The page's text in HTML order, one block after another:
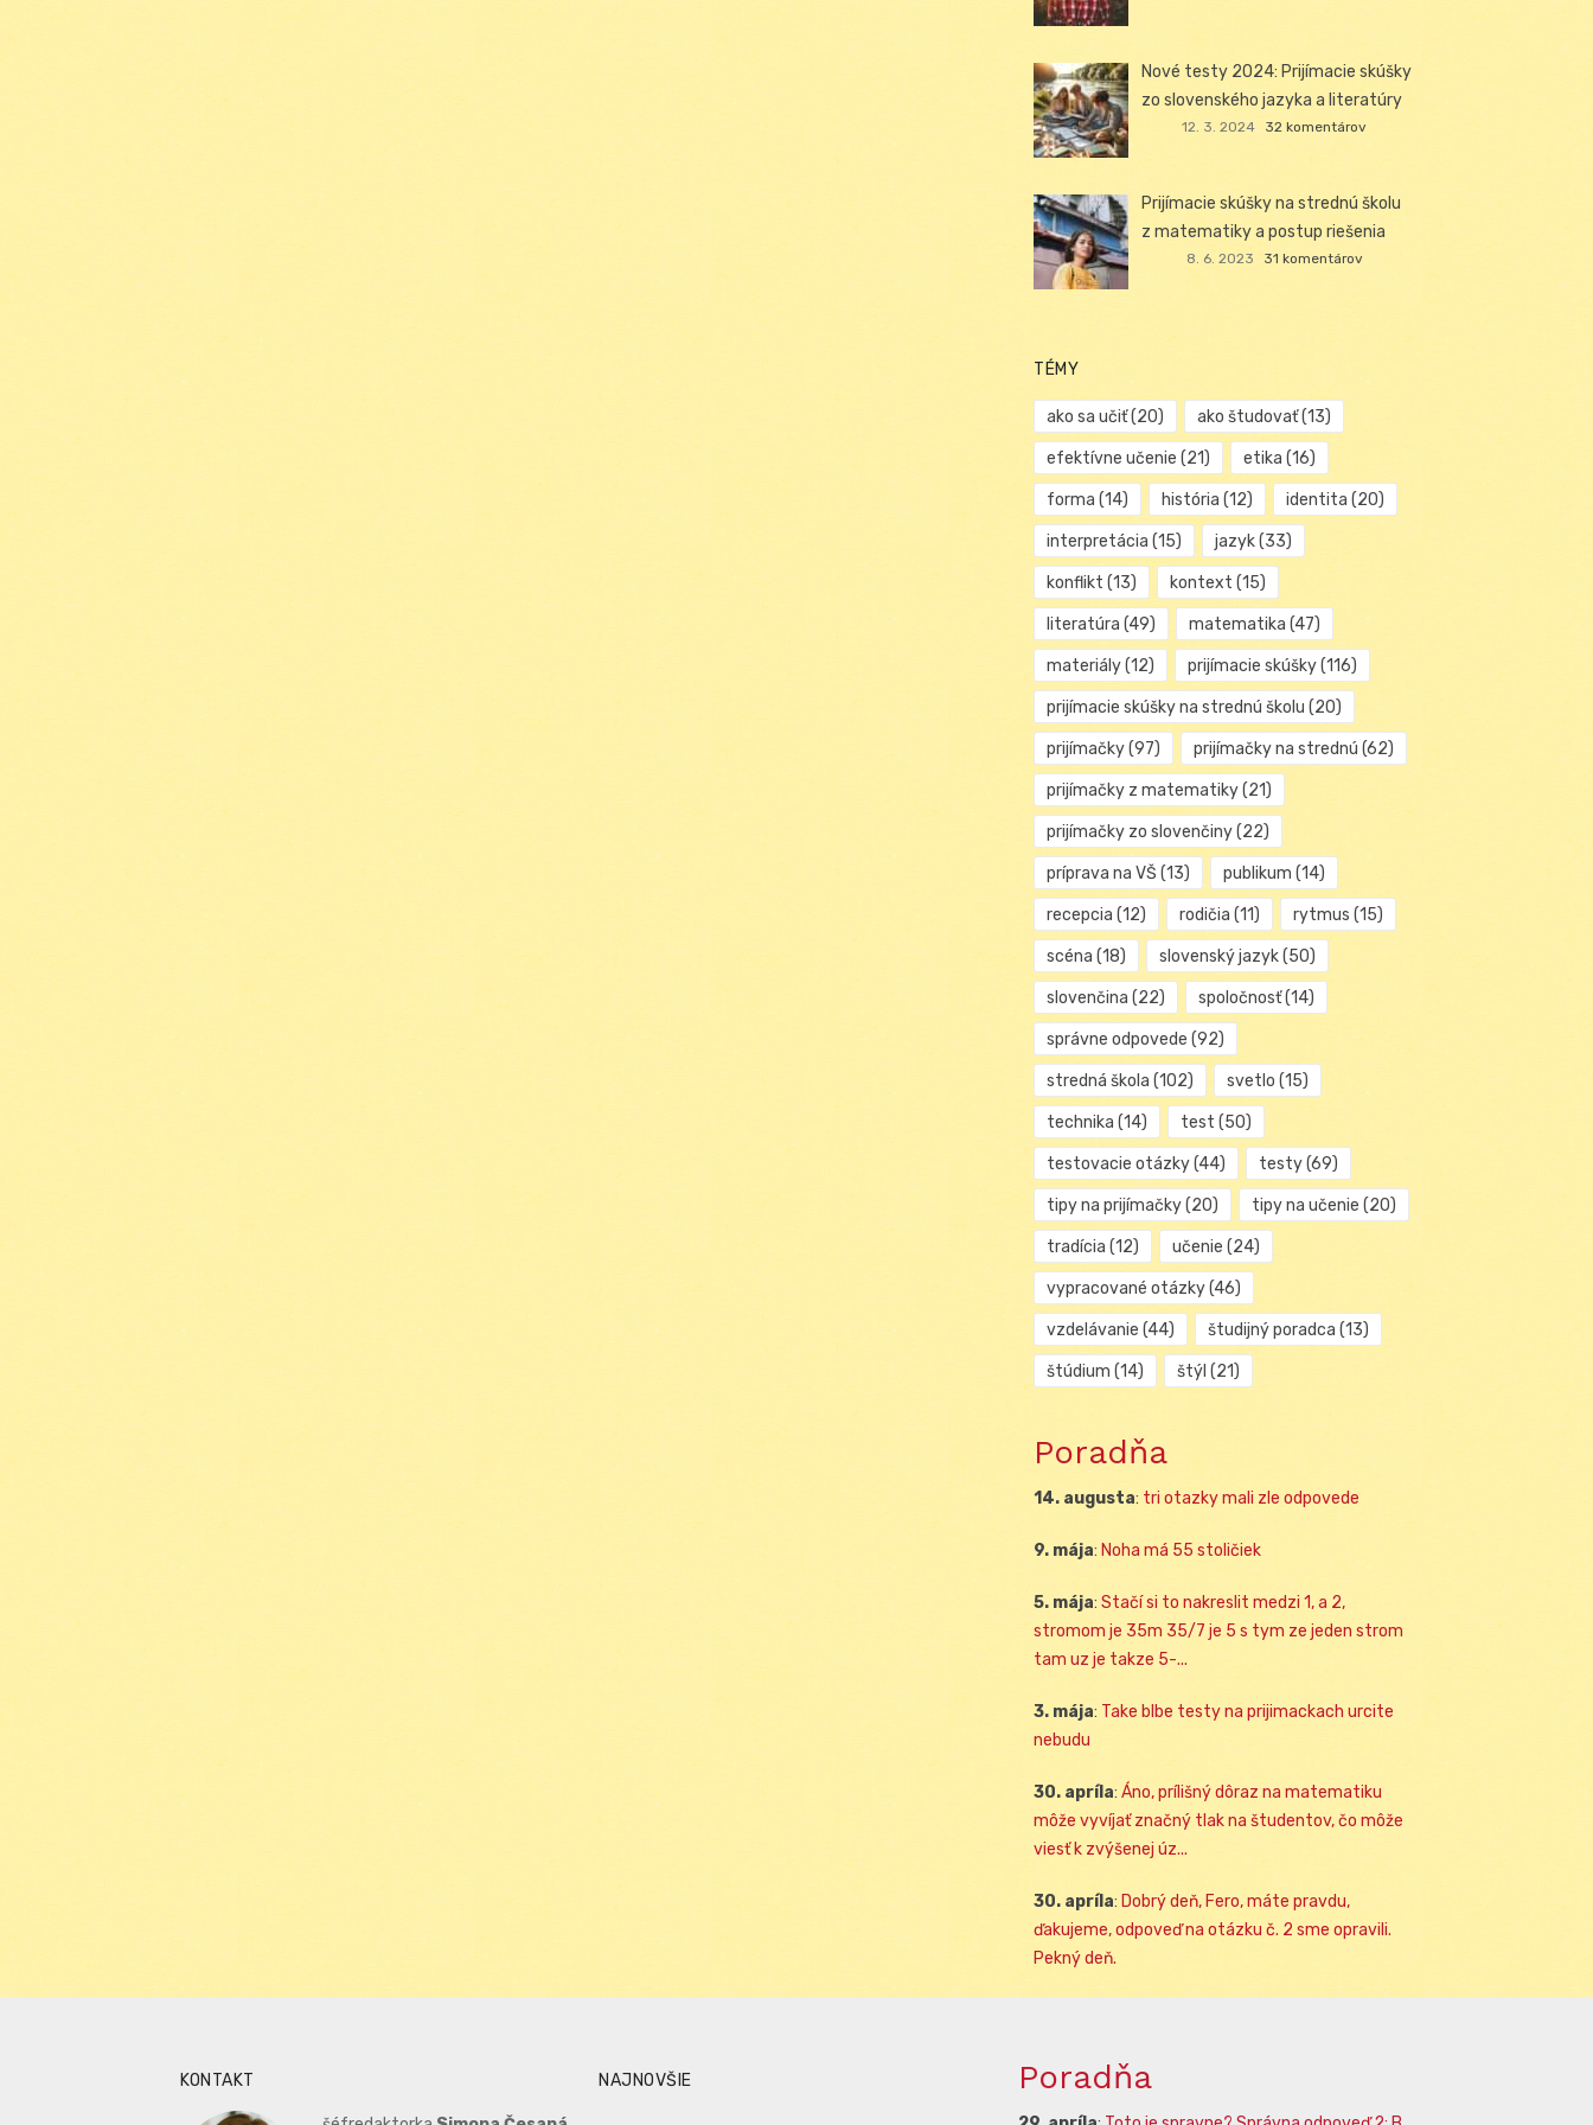
Nové testy 2024: Prijímacie skúšky
zo slovenského jazyka a literatúry
12. 3. 2024 32 komentárov
Prijímacie skúšky na strednú školu
z matematiky a postup riešenia
8. 6. 2023 31 komentárov
TÉMY
ako sa učiť(20) ako študovať(13)
efektívne učenie (21) etika (16)
forma (14) história (12) identita (20)
interpretácia (15) jazyk(33)
konflikt (13) kontext (15)
literatúra (49) matematika (47)
materiály(12) prijímacie skúšky(116)
prijímacie skúšky na strednú školu (20)
prijímačky(97) prijímačky na strednú (62)
prijímačky z matematiky(21)
prijímačky zo slovenčiny(22)
príprava na VŠ (13) publikum (14)
recepcia (12) rodičia (11) rytmus (15)
scéna (18) slovenský jazyk(50)
slovenčina (22) spoločnosť(14)
správne odpovede (92)
stredná škola (102) svetlo (15)
technika (14) test (50)
testovacie otázky(44) testy(69)
tipy na prijímačky(20) tipy na učenie (20)
tradícia (12) učenie (24)
vypracované otázky(46)
vzdelávanie (44) študijný poradca (13)
štúdium (14) štýl (21)
Poradňa
14. augusta: tri otazky mali zle odpovede
9. mája: Noha má 55 stoličiek
5. mája: Stačí si to nakreslit medzi 1, a 2,
stromom je 35m 35/7 je 5 s tym ze jeden strom
tam uz je takze 5-...
3. mája: Take blbe testy na prijimackach urcite
nebudu
30. apríla: Áno, prílišný dôraz na matematiku
môže vyvíjať značný tlak na študentov, čo môže
viesť k zvýšenej úz...
30. apríla: Dobrý deň, Fero, máte pravdu,
ďakujeme, odpoveď na otázku č. 2 sme opravili.
Pekný deň.
KONTAKT NAJNOVŠIE Poradňa